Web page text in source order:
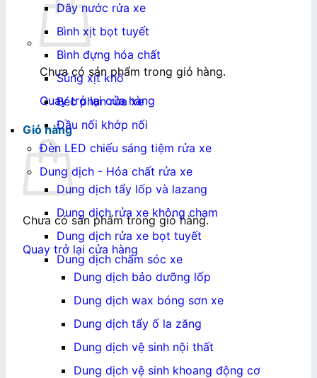
Chưa có sản phẩm trong giỏ hàng.
Quay trở lại cửa hàng
Giỏ hàng
Chưa có sản phẩm trong giỏ hàng.
Quay trở lại cửa hàng
Dây nước rửa xe
Bình xịt bọt tuyết
Bình đựng hóa chất
Súng xịt khô
Béc phun rửa xe
Đầu nối khớp nối
Đèn LED chiếu sáng tiệm rửa xe
Dung dịch - Hóa chất rửa xe
Dung dịch tẩy lốp và lazang
Dung dịch rửa xe không chạm
Dung dịch rửa xe bọt tuyết
Dung dịch chăm sóc xe
Dung dịch bảo dưỡng lốp
Dung dịch wax bóng sơn xe
Dung dịch tẩy ố la zăng
Dung dịch vệ sinh nội thất
Dung dịch vệ sinh khoang động cơ